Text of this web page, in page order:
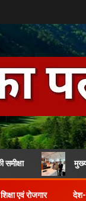
मुख्य निर्वाचन
शिक्षा एवं रोजगार देश-